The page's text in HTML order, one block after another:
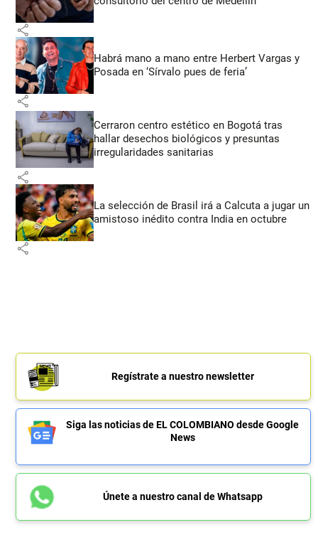
share
Habrá mano a mano entre Herbert Vargas y
Posada en ‘Sírvalo pues de feria’
share
Cerraron centro estético en Bogotá tras
hallar desechos biológicos y presuntas
irregularidades sanitarias
share
La selección de Brasil irá a Calcuta a jugar un
amistoso inédito contra India en octubre
share
Regístrate a nuestro newsletter
Siga las noticias de EL COLOMBIANO desde Google
News
Únete a nuestro canal de Whatsapp